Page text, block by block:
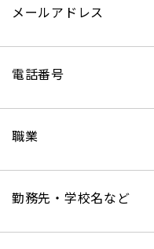
メールアドレス
電話番号
職業
勤務先・学校名など